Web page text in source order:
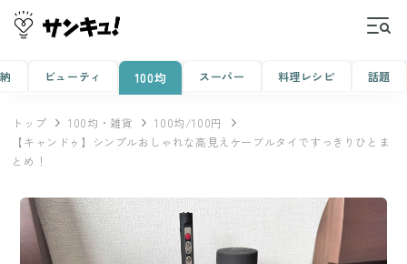
ビューティ 100均 スーパー 料理レシピ 話題
トップ 100均・雑貨
100均/100円
【キャンドゥ】シンプルおしゃれな高見えケーブルタイですっきりひとま
とめ！